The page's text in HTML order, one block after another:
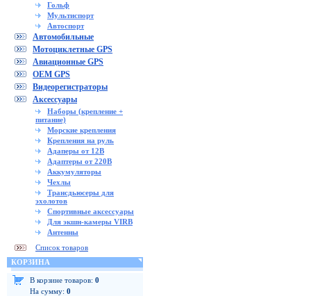
Гольф
Мультиспорт
Автоспорт
Автомобильные
Мотоциклетные GPS
Авиационные GPS
OEM GPS
Видеорегистраторы
Аксессуары
Наборы (крепление +
питание)
Морские крепления
Крепления на руль
Адаперы от 12В
Адаптеры от 220В
Аккумуляторы
Чехлы
Трансдьюсеры для
эхолотов
Спортивные аксессуары
Для экшн-камеры VIRB
Антенны
Список товаров
КОРЗИНА
В корзине товаров: 0
На сумму: 0